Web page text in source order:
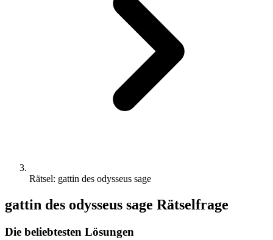
Rätsel: gattin des odysseus sage
gattin des odysseus sage Rätselfrage
Die beliebtesten Lösungen